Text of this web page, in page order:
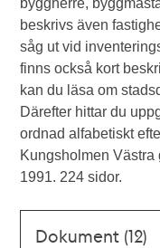
byggherre,
beskrivs även
såg ut vid
finns också kort
kan du läsa om
Därefter hittar du
ordnad alfabetiskt
Kungsholmen
1991. 224 sidor.
Dokument (12)